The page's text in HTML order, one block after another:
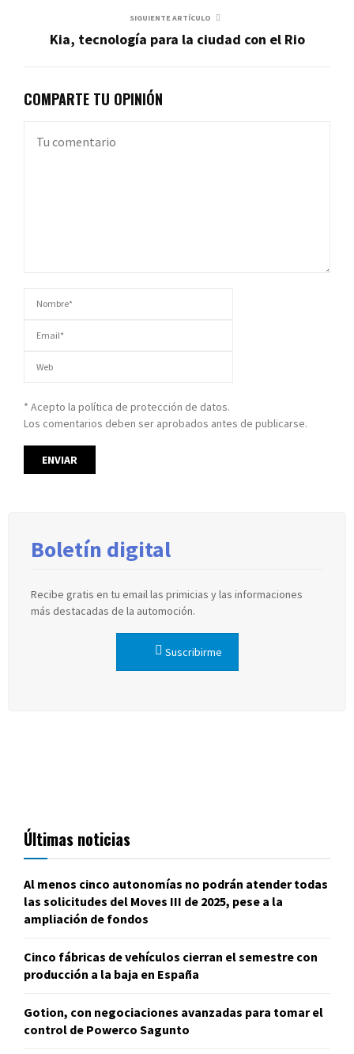
SIGUIENTE ARTÍCULO
Kia, tecnología para la ciudad con el Rio
COMPARTE TU OPINIÓN
* Acepto la política de protección de datos.
Los comentarios deben ser aprobados antes de publicarse.
Boletín digital
Recibe gratis en tu email las primicias y las informaciones
más destacadas de la automoción.
Suscribirme
Últimas noticias
Al menos cinco autonomías no podrán atender todas
las solicitudes del Moves III de 2025, pese a la
ampliación de fondos
Cinco fábricas de vehículos cierran el semestre con
producción a la baja en España
Gotion, con negociaciones avanzadas para tomar el
control de Powerco Sagunto